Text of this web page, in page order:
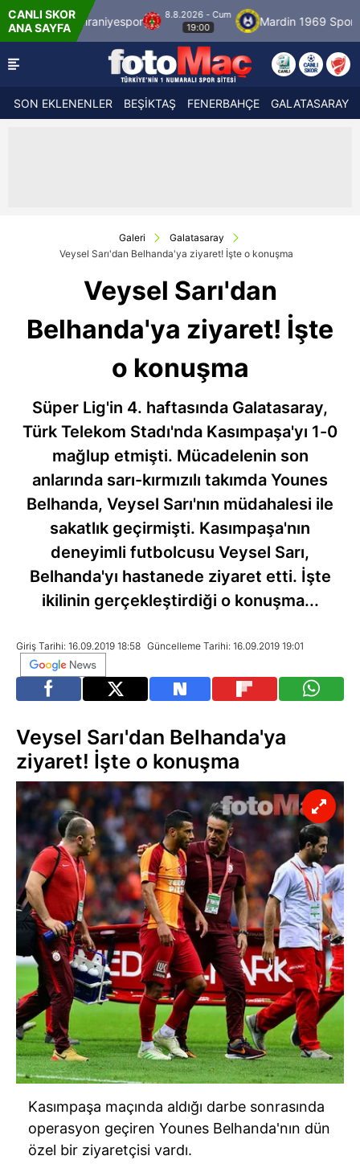
CANLI SKOR
ANA SAYFA
8.8.2026 - Cum
19:00
Mardin 1969 Spor Özbelsan
SON EKLENENLER BEŞİKTAŞ FENERBAHÇE GALATASARAY
Galeri
Galatasaray
Veysel Sarı'dan Belhanda'ya ziyaret! İşte o konuşma
Veysel Sarı'dan
Belhanda'ya ziyaret! İşte
o konuşma
Süper Lig'in 4. haftasında Galatasaray,
Türk Telekom Stadı'nda Kasımpaşa'yı 1-0
mağlup etmişti. Mücadelenin son
anlarında sarı-kırmızılı takımda Younes
Belhanda, Veysel Sarı'nın müdahalesi ile
sakatlık geçirmişti. Kasımpaşa'nın
deneyimli futbolcusu Veysel Sarı,
Belhanda'yı hastanede ziyaret etti. İşte
ikilinin gerçekleştirdiği o konuşma...
Giriş Tarihi: 16.09.2019 18:58 Güncelleme Tarihi: 16.09.2019 19:01
Veysel Sarı'dan Belhanda'ya
ziyaret! İşte o konuşma
Kasımpaşa maçında aldığı darbe sonrasında
operasyon geçiren Younes Belhanda'nın dün
özel bir ziyaretçisi vardı.